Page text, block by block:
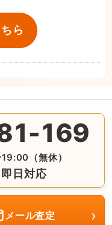
ら
169
（無休）
日対応
合せは番号をタップ♪
メール査定 ›